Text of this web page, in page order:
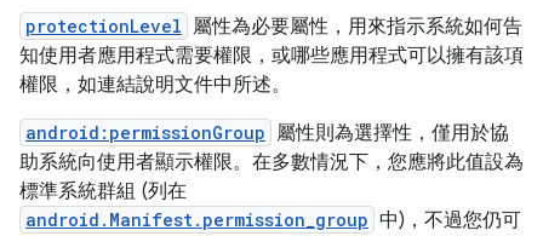
protectionLevel 屬性為必要屬性，用來指示系統如何告
知使用者應用程式需要權限，或哪些應用程式可以擁有該項
權限，如連結說明文件中所述。
android:permissionGroup 屬性則為選擇性，僅用於協
助系統向使用者顯示權限。在多數情況下，您應將此值設為
標準系統群組 (列在
android.Manifest.permission_group 中)，不過您仍可